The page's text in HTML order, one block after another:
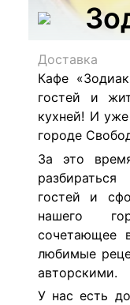
Доставка
Кафе
гостей и
кухней! И
городе
За это
гостей и
нашего
сочетающее
любимые
авторскими.
У нас есть